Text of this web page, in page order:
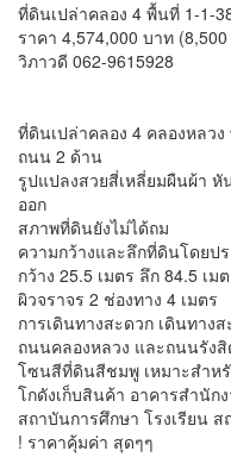
ที่ดินเปล่าคลอง 4 พื้นที่ 1-1-
ราคา 4,574,000 บาท
วิภาวดี 062-9615928
ที่ดินเปล่าคลอง 4 คลองหลว
ถนน 2 ด้าน
รูปแปลงสวยสี่เหลี่ยมผืนผ้า
ออก
สภาพที่ดินยังไม่ได้ถม
ความกว้างและลึกที่ดินโดยป
กว้าง 25.5 เมตร ลึก 84.5 เม
ผิวจราจร 2 ช่องทาง 4 เมตร
การเดินทางสะดวก เดินทาง
ถนนคลองหลวง และถนนรัง
โซนสีที่ดินสีชมพู เหมาะสำห
โกดังเก็บสินค้า อาคารสำนัก
สถาบันการศึกษา โรงเรียน
! ราคาคุ้มค่า สุดๆๆ